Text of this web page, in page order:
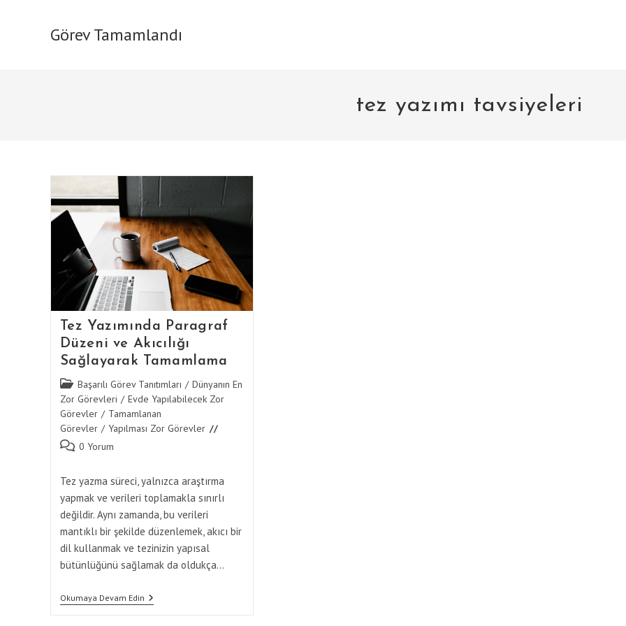
Görev Tamamlandı
tez yazımı tavsiyeleri
Tez Yazımında Paragraf
Düzeni ve Akıcılığı
Sağlayarak Tamamlama
Post
category:
Başarılı Görev Tanıtımları / Dünyanın En
Zor Görevleri / Evde Yapılabilecek Zor
Görevler / Tamamlanan
Görevler / Yapılması Zor Görevler
Post 0 Yorum
Tez yazma süreci, yalnızca araştırma
yapmak ve verileri toplamakla sınırlı
değildir. Aynı zamanda, bu verileri
mantıklı bir şekilde düzenlemek, akıcı bir
dil kullanmak ve tezinizin yapısal
bütünlüğünü sağlamak da oldukça…
Okumaya Devam EdinTez
Yazımında